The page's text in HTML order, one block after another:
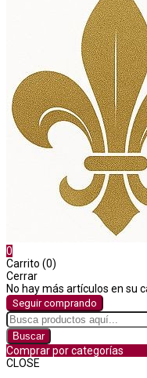
0
Carrito (0)
Cerrar
No hay más artículos en su
Seguir comprando
Buscar
Comprar por categorías
CLOSE